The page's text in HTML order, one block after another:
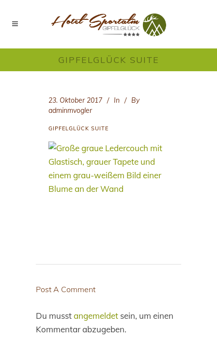
GIPFELGLÜCK SUITE
23. Oktober 2017 In
By
adminmvogler
GIPFELGLÜCK SUITE
Post A Comment
Du musstangemeldet sein, um einen
Kommentar abzugeben.